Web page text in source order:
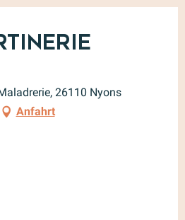
26110 Nyons
Anfahrt